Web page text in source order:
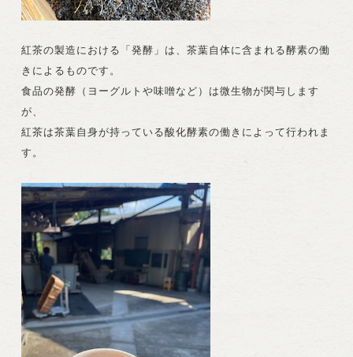
紅茶の製造における「発酵」は、茶葉自体に含まれる酵素の働
きによるものです。
食品の発酵（ヨーグルトや味噌など）は微生物が関与します
が、
紅茶は茶葉自身が持っている酸化酵素の働きによって行われま
す。